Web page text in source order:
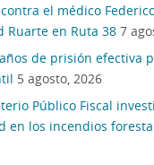
el médico
Ruarte en Ruta 38 7
de prisión efectiva
5 agosto, 2026
Público Fiscal
en los incendios